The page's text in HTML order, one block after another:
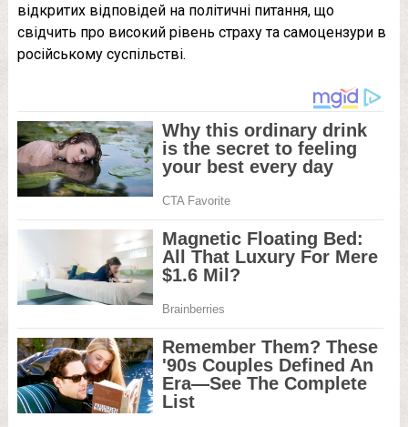
відкритих відповідей на політичні питання, що
свідчить про високий рівень страху та самоцензури в
російському суспільстві.